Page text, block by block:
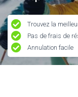
Trouvez la
Pas de frais de
Annulation facile